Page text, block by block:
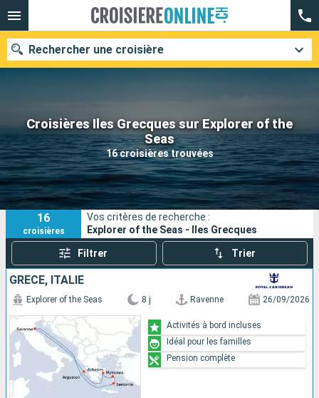
Croisières Iles Grecques sur Explorer of the
Seas
16 croisières trouvées
Rechercher une croisière
Nos destinations
Mois de départ
Ports Compagnies
Rechercher
16
croisières
Vos critères de recherche :
Explorer of the Seas - Iles Grecques
Filtrer Trier
GRÈCE, ITALIE
Explorer of the Seas 8 j Ravenne 26/09/2026
Activités à bord incluses
Idéal pour les familles
Pension complète